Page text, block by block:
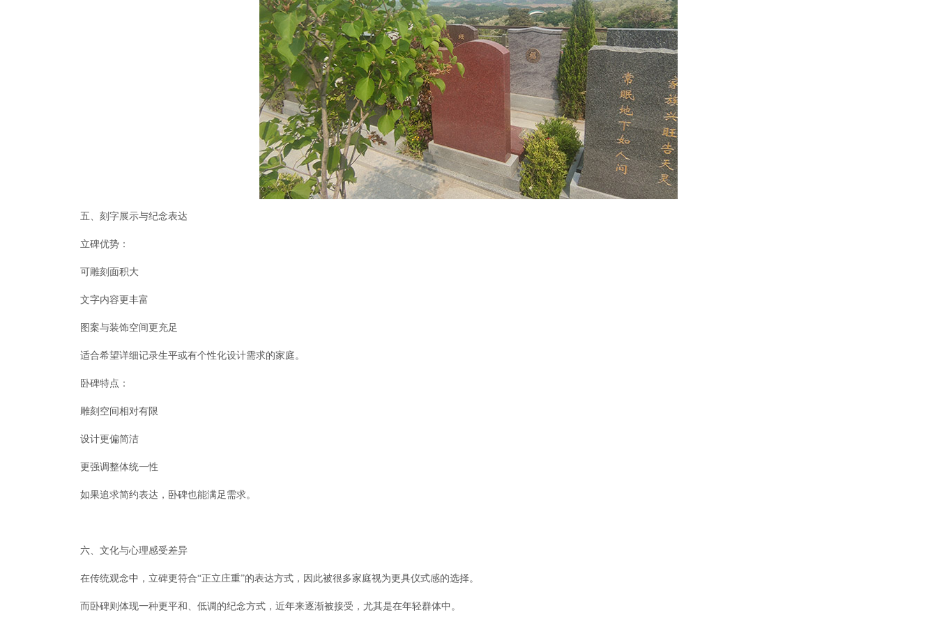
五、刻字展示与纪念表达
立碑优势：
可雕刻面积大
文字内容更丰富
图案与装饰空间更充足
适合希望详细记录生平或有个性化设计需求的家庭。
卧碑特点：
雕刻空间相对有限
设计更偏简洁
更强调整体统一性
如果追求简约表达，卧碑也能满足需求。
六、文化与心理感受差异
在传统观念中，立碑更符合“正立庄重”的表达方式，因此被很多家庭视为更具仪式感的选择。
而卧碑则体现一种更平和、低调的纪念方式，近年来逐渐被接受，尤其是在年轻群体中。